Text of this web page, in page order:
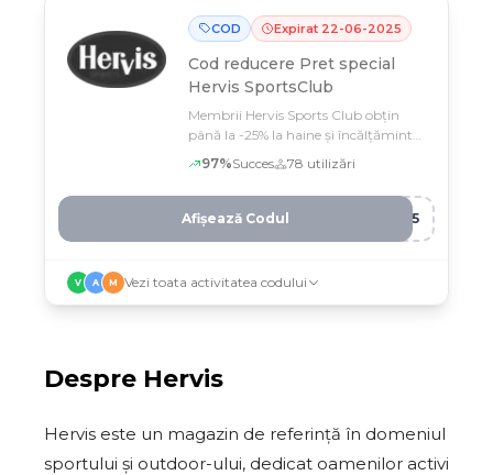
COD Expirat 22-06-2025
Cod reducere Pret special
Hervis SportsClub
Membrii Hervis Sports Club obțin
până la -25% la haine și încălțăminte
cu codul CLU***
97%Succes 78 utilizări
B25
Afișează Codul
V A M Vezi toata activitatea codului
Despre Hervis
Hervis este un magazin de referință în domeniul
sportului și outdoor-ului, dedicat oamenilor activi